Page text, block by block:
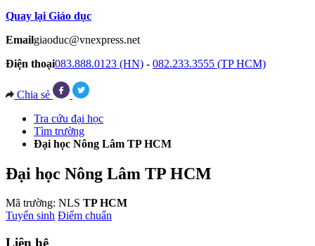
Quay lại Giáo dục
Emailgiaoduc@vnexpress.net
Điện thoại083.888.0123 (HN) - 082.233.3555 (TP HCM)
Chia sẻ
Tra cứu đại học
Tìm trường
Đại học Nông Lâm TP HCM
Đại học Nông Lâm TP HCM
Mã trường: NLS TP HCM
Tuyển sinh Điểm chuẩn
Liên hệ